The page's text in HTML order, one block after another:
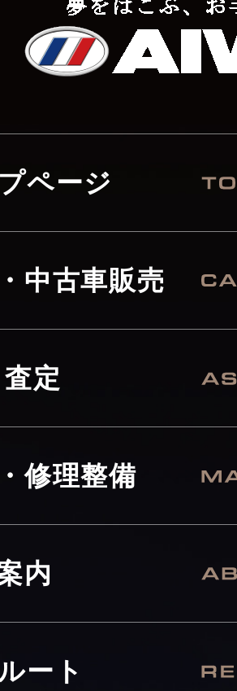
ページ
中古車販売
定
修理整備
内
ート